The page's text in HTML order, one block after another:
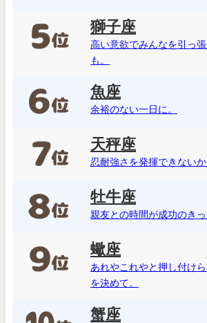
獅子座
高い意欲でみんなを引っ
も。
魚座
余裕のない一日に。
天秤座
忍耐強さを発揮できないか
牡牛座
親友との時間が成功のきっ
蠍座
あれやこれやと押し付け
を決めて。
蟹座